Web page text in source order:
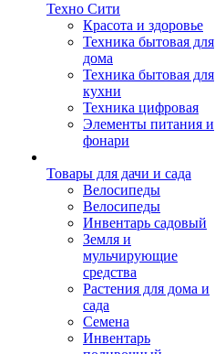
Техно Сити
Красота и здоровье
Техника бытовая для
дома
Техника бытовая для
кухни
Техника цифровая
Элементы питания и
фонари
Товары для дачи и сада
Велосипеды
Велосипеды
Инвентарь садовый
Земля и
мульчирующие
средства
Растения для дома и
сада
Семена
Инвентарь